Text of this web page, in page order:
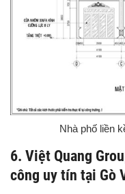
Nhà phố liền
6. Việt Quang
công uy tín tại Gò